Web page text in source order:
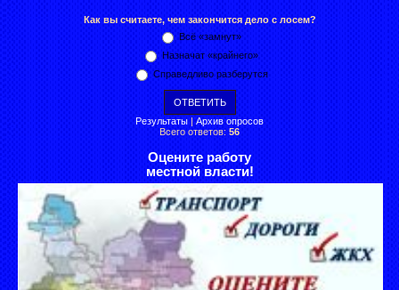
Как вы считаете, чем закончится дело с лосем?
Всё «замнут»
Назначат «крайнего»
Справедливо разберутся
Результаты | Архив опросов
Всего ответов: 56
Оцените работу
местной власти!